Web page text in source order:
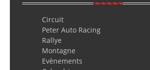
Circuit
Peter Auto Racing
Rallye
Montagne
Evènements